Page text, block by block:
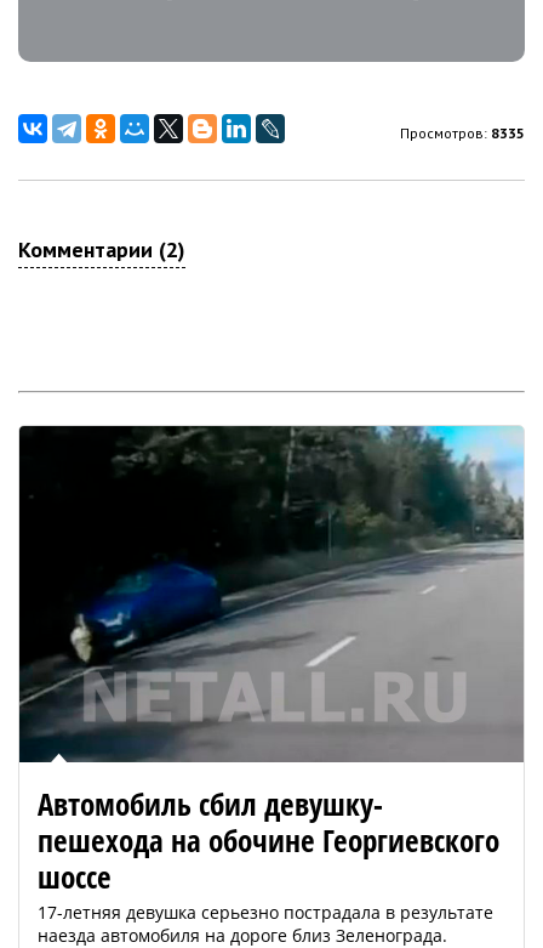
Просмотров: 8335
Комментарии (2)
Автомобиль сбил девушку-
пешехода на обочине Георгиевского
шоссе
17-летняя девушка серьезно пострадала в результате
наезда автомобиля на дороге близ Зеленограда.